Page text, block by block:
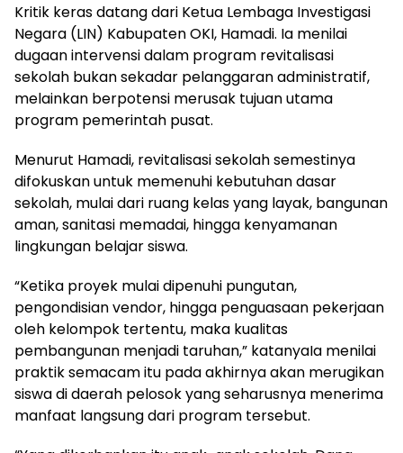
Kritik keras datang dari Ketua Lembaga Investigasi
Negara (LIN) Kabupaten OKI, Hamadi. Ia menilai
dugaan intervensi dalam program revitalisasi
sekolah bukan sekadar pelanggaran administratif,
melainkan berpotensi merusak tujuan utama
program pemerintah pusat.
Menurut Hamadi, revitalisasi sekolah semestinya
difokuskan untuk memenuhi kebutuhan dasar
sekolah, mulai dari ruang kelas yang layak, bangunan
aman, sanitasi memadai, hingga kenyamanan
lingkungan belajar siswa.
“Ketika proyek mulai dipenuhi pungutan,
pengondisian vendor, hingga penguasaan pekerjaan
oleh kelompok tertentu, maka kualitas
pembangunan menjadi taruhan,” katanyaIa menilai
praktik semacam itu pada akhirnya akan merugikan
siswa di daerah pelosok yang seharusnya menerima
manfaat langsung dari program tersebut.